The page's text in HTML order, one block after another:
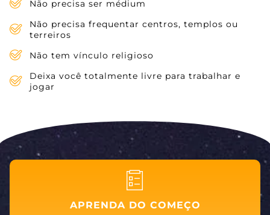
Não precisa ser médium
Não precisa frequentar centros, templos ou
terreiros
Não tem vínculo religioso
Deixa você totalmente livre para trabalhar e
jogar
APRENDA DO COMEÇO